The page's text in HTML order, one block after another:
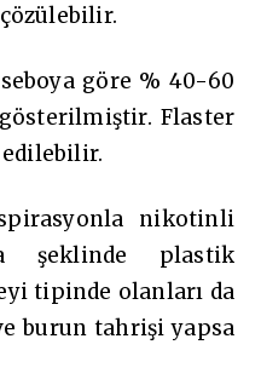
göre % 40-60
Flaster
nikotinli
şeklinde plastik
tipinde olanları da
burun tahrişi yapsa